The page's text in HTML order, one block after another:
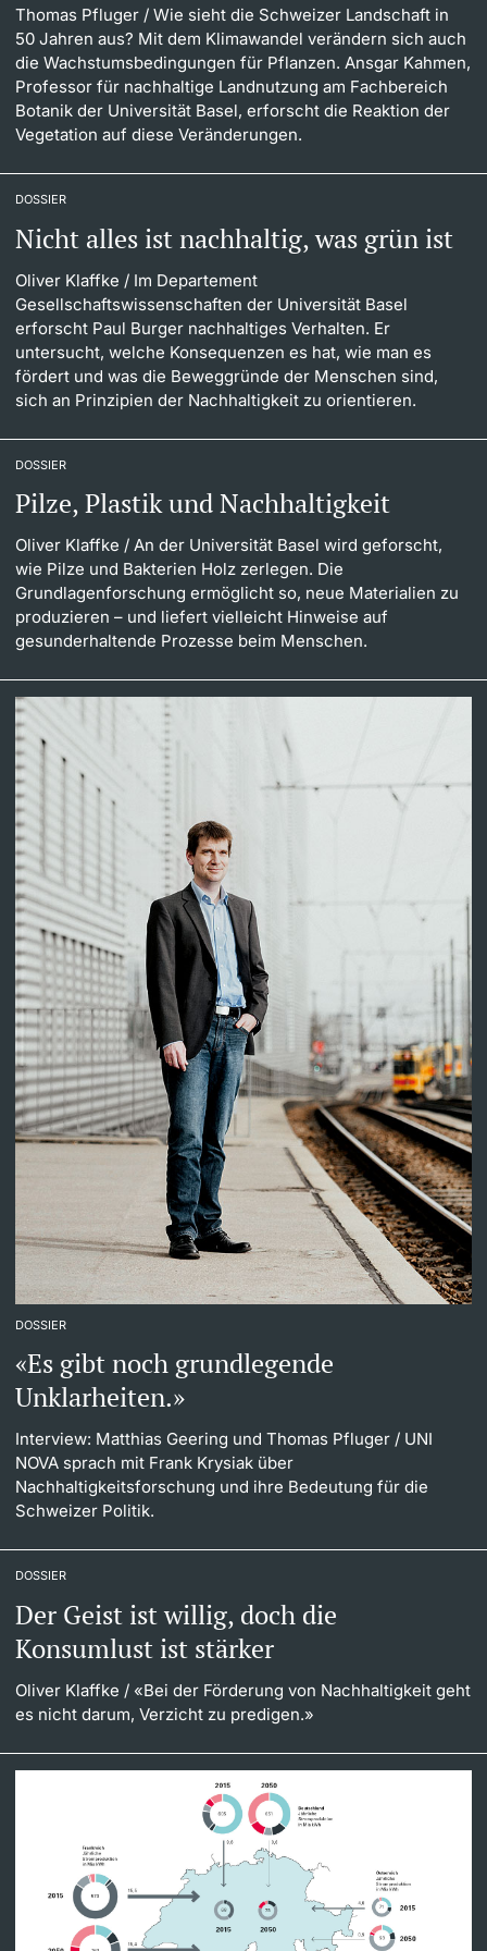
Dozierende
weitere Informationen
Thomas Pfluger / Wie sieht die Schweizer Landschaft in
50 Jahren aus? Mit dem Klimawandel verändern sich auch
die Wachstumsbedingungen für Pflanzen. Ansgar Kahmen,
Professor für nachhaltige Landnutzung am Fachbereich
Botanik der Universität Basel, erforscht die Reaktion der
Vegetation auf diese Veränderungen.
DOSSIER
Nicht alles ist nachhaltig, was grün ist
Oliver Klaffke / Im Departement
Gesellschaftswissenschaften der Universität Basel
erforscht Paul Burger nachhaltiges Verhalten. Er
untersucht, welche Konsequenzen es hat, wie man es
fördert und was die Beweggründe der Menschen sind,
sich an Prinzipien der Nachhaltigkeit zu orientieren.
DOSSIER
Pilze, Plastik und Nachhaltigkeit
Oliver Klaffke / An der Universität Basel wird geforscht,
wie Pilze und Bakterien Holz zerlegen. Die
Grundlagenforschung ermöglicht so, neue Materialien zu
produzieren – und liefert vielleicht Hinweise auf
gesunderhaltende Prozesse beim Menschen.
DOSSIER
«Es gibt noch grundlegende
Unklarheiten.»
Interview: Matthias Geering und Thomas Pfluger / UNI
NOVA sprach mit Frank Krysiak über
Nachhaltigkeitsforschung und ihre Bedeutung für die
Schweizer Politik.
DOSSIER
Der Geist ist willig, doch die
Konsumlust ist stärker
Oliver Klaffke / «Bei der Förderung von Nachhaltigkeit geht
es nicht darum, Verzicht zu predigen.»